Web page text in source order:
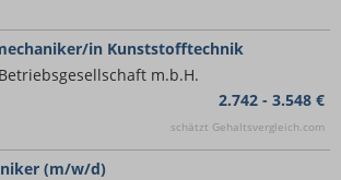
in Kunststofftechnik
m.b.H.
2.742 - 3.548 €
schätzt Gehaltsvergleich.com
(m/w/d)